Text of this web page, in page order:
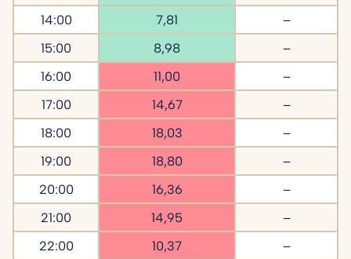
14:00
7,81
–
15:00
8,98
–
16:00
11,00
–
17:00
14,67
–
18:00
18,03
–
19:00
18,80
–
20:00
16,36
–
21:00
14,95
–
22:00
10,37
–